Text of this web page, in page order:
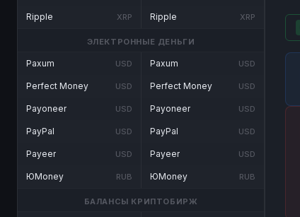
Ripple XRP Ripple XRP
ЭЛЕКТРОННЫЕ ДЕНЬГИ
Paxum USD
Perfect Money USD
Payoneer USD
PayPal USD
Payeer USD
ЮMoney RUB
Paxum USD
Perfect Money USD
Payoneer USD
PayPal USD
Payeer USD
ЮMoney RUB
БАЛАНСЫ КРИПТОБИРЖ